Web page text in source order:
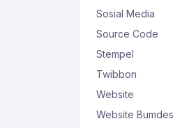
Sosial Media
Source Code
Stempel
Twibbon
Website
Website Bumdes